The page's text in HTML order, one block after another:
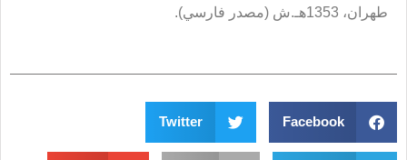
طهران، 1353هـ.ش (مصدر فارسي).
Facebook
Twitter